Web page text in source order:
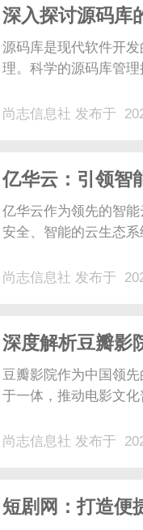
深入探讨源码库
源码库是现代软件开
理。科学的源码库管
尚志信息社 发布于
亿华云：引领智
亿华云作为领先的智
安全、智能的云生态
尚志信息社 发布于
深度解析豆瓣影
豆瓣影院作为中国领
于一体，推动电影文
尚志信息社 发布于
短剧网：打造便